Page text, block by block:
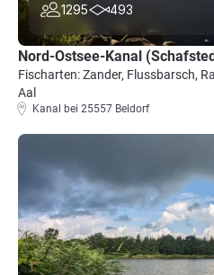
1295 493
Nord-Ostsee-Kanal
Fischarten: Zander, Flussbarsch,
Aal
Kanal bei 25557 Beldorf